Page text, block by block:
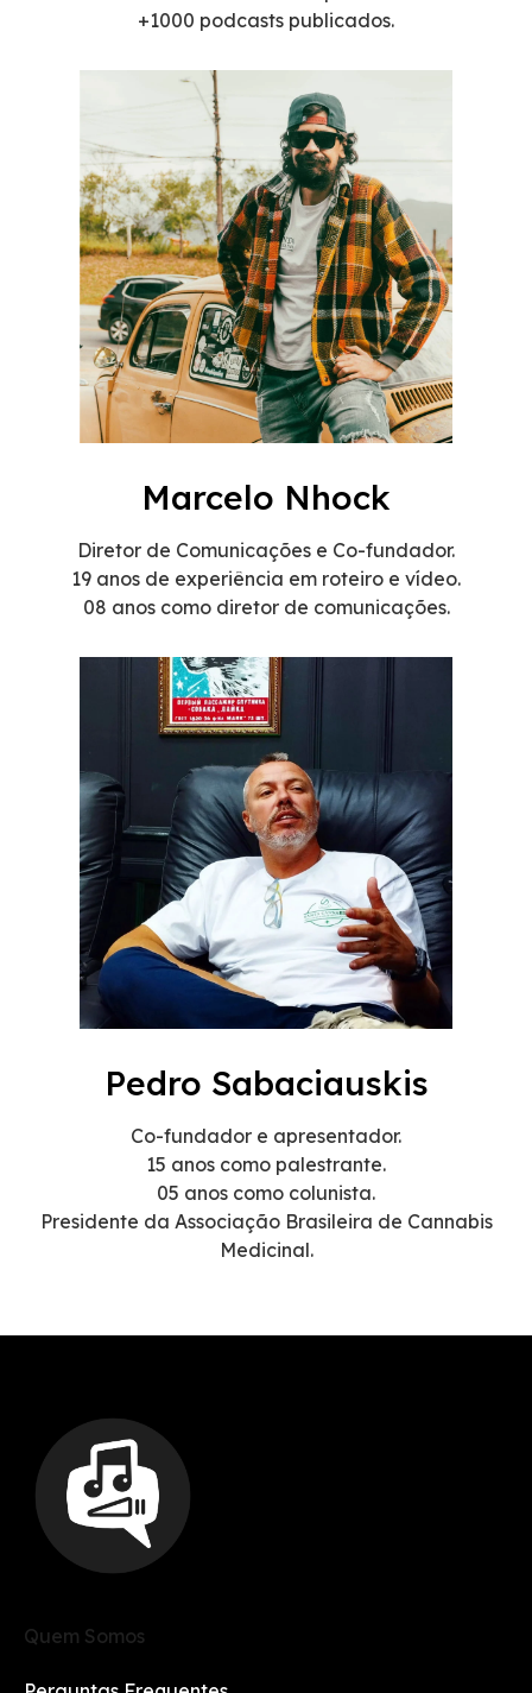
+1000 podcasts publicados.
Marcelo Nhock
Diretor de Comunicações e Co-fundador.
19 anos de experiência em roteiro e vídeo.
08 anos como diretor de comunicações.
Pedro Sabaciauskis
Co-fundador e apresentador.
15 anos como palestrante.
05 anos como colunista.
Presidente da Associação Brasileira de Cannabis
Medicinal.
Quem Somos